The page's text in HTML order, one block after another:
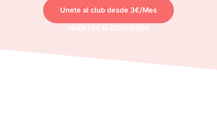
Unete al club desde 3€/Mes
PARA VER EL CONTENIDO